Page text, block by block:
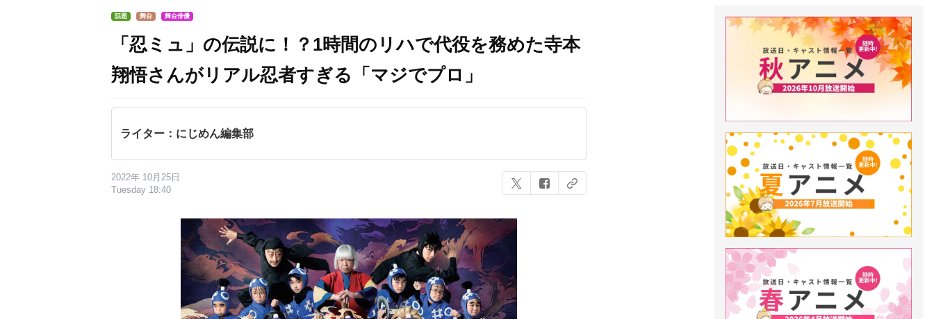
話題 舞台 舞台俳優
「忍ミュ」の伝説に！？1時間のリハで代役を務めた寺本
翔悟さんがリアル忍者すぎる「マジでプロ」
ライター：にじめん編集部
2022年 10月25日
Tuesday 18:40